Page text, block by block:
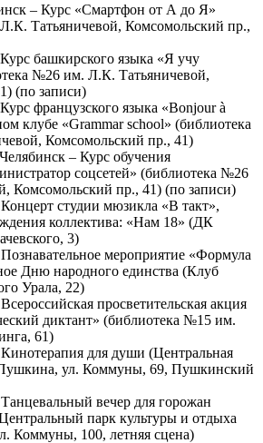
– Курс «Смартфон от А до Я»
Татьяничевой, Комсомольский пр.,
башкирского языка «Я учу
№26 им. Л.К. Татьяничевой,
(по записи)
французского языка «Bonjour à
клубе «Grammar school» (библиотека
Комсомольский пр., 41)
– Курс обучения
соцсетей» (библиотека №26
Комсомольский пр., 41) (по записи)
студии мюзикла «В такт»,
коллектива: «Нам 18» (ДК
3)
мероприятие «Формула
Дню народного единства (Клуб
Урала, 22)
просветительская акция
диктант» (библиотека №15 им.
61)
для души (Центральная
ул. Коммуны, 69, Пушкинский
вечер для горожан
парк культуры и отдыха
Коммуны, 100, летняя сцена)